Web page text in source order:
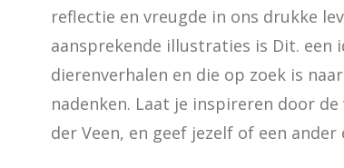
reflectie en vreugde in ons drukke
aansprekende illustraties is Dit. een
dierenverhalen en die op zoek is
nadenken. Laat je inspireren door
der Veen, en geef jezelf of een